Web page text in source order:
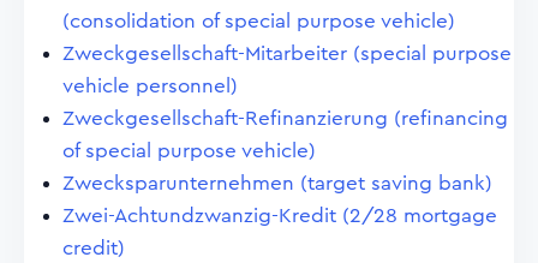
(consolidation of special purpose vehicle)
Zweckgesellschaft-Mitarbeiter (special purpose
vehicle personnel)
Zweckgesellschaft-Refinanzierung (refinancing
of special purpose vehicle)
Zwecksparunternehmen (target saving bank)
Zwei-Achtundzwanzig-Kredit (2/28 mortgage
credit)